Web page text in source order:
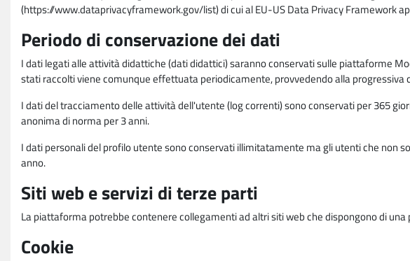
(https://www.dataprivacyframework.gov/list) di cui al EU-US Data Privacy Framework
Periodo di conservazione dei dati
I dati legati alle attività didattiche (dati didattici) saranno conservati sulle piattaforme
stati raccolti viene comunque effettuata periodicamente, provvedendo alla progressiva
I dati del tracciamento delle attività dell'utente (log correnti) sono conservati per 365
anonima di norma per 3 anni.
I dati personali del profilo utente sono conservati illimitatamente ma gli utenti che non
anno.
Siti web e servizi di terze parti
La piattaforma potrebbe contenere collegamenti ad altri siti web che dispongono di
Cookie